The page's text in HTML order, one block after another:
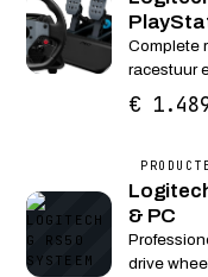
Complete
racestuur
feedback
€
& PC
drive